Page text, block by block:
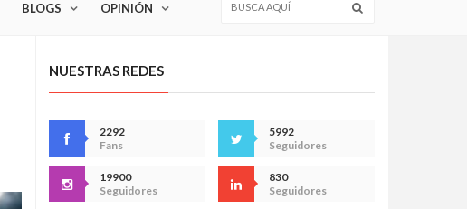
BLOGS OPINIÓN
NUESTRAS REDES
2292
Fans
5992
Seguidores
19900
Seguidores
830
Seguidores